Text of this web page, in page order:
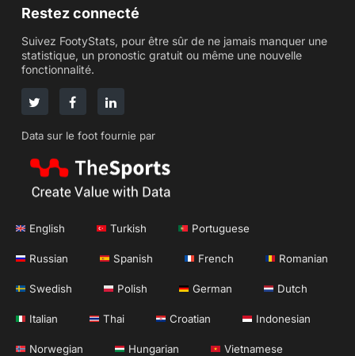
Restez connecté
Suivez FootyStats, pour être sûr de ne jamais manquer une
statistique, un pronostic gratuit ou même une nouvelle
fonctionnalité.
Data sur le foot fournie par
English Turkish Portuguese
Russian Spanish French Romanian
Swedish Polish German Dutch
Italian Thai Croatian Indonesian
Norwegian Hungarian Vietnamese